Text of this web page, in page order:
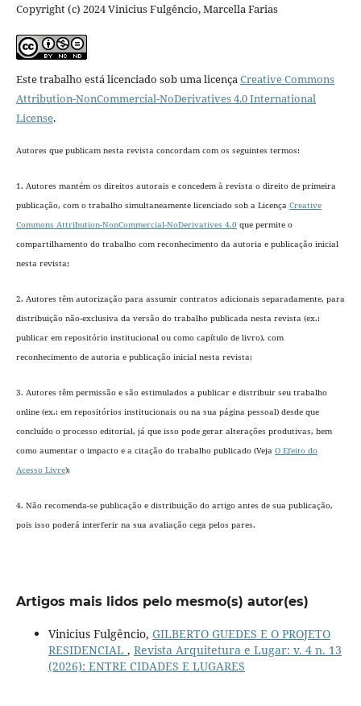
Copyright (c) 2024 Vinicius Fulgêncio, Marcella Farias
Este trabalho está licenciado sob uma licençaCreative Commons
Attribution-NonCommercial-NoDerivatives 4.0 International
License.
Autores que publicam nesta revista concordam com os seguintes termos:
1. Autores mantém os direitos autorais e concedem à revista o direito de primeira
publicação, com o trabalho simultaneamente licenciado sob a Licença Creative
Commons Attribution-NonCommercial-NoDerivatives 4.0 que permite o
compartilhamento do trabalho com reconhecimento da autoria e publicação inicial
nesta revista;
2. Autores têm autorização para assumir contratos adicionais separadamente, para
distribuição não-exclusiva da versão do trabalho publicada nesta revista (ex.:
publicar em repositório institucional ou como capítulo de livro), com
reconhecimento de autoria e publicação inicial nesta revista;
3. Autores têm permissão e são estimulados a publicar e distribuir seu trabalho
online (ex.: em repositórios institucionais ou na sua página pessoal) desde que
concluído o processo editorial, já que isso pode gerar alterações produtivas, bem
como aumentar o impacto e a citação do trabalho publicado (Veja O Efeito do
Acesso Livre);
4. Não recomenda-se publicação e distribuição do artigo antes de sua publicação,
pois isso poderá interferir na sua avaliação cega pelos pares.
Artigos mais lidos pelo mesmo(s) autor(es)
Vinicius Fulgêncio, GILBERTO GUEDES E O PROJETO
RESIDENCIAL , Revista Arquitetura e Lugar: v. 4 n. 13
(2026): ENTRE CIDADES E LUGARES